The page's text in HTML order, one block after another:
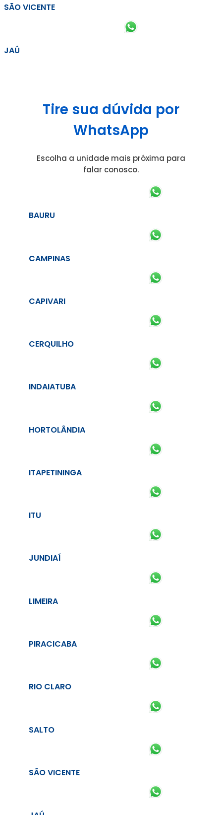
SÃO VICENTE
JAÚ
Tire sua dúvida por
WhatsApp
Escolha a unidade mais próxima para
falar conosco.
BAURU
CAMPINAS
CAPIVARI
CERQUILHO
INDAIATUBA
HORTOLÂNDIA
ITAPETININGA
ITU
JUNDIAÍ
LIMEIRA
PIRACICABA
RIO CLARO
SALTO
SÃO VICENTE